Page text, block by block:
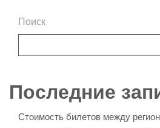
Поиск
Последние
Стоимость билетов между